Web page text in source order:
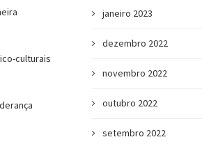
culturais
janeiro 2023
dezembro 2022
novembro 2022
outubro 2022
setembro 2022